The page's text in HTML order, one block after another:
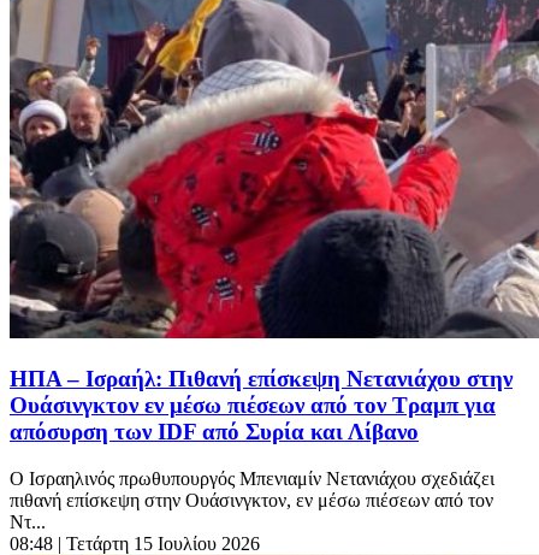
ΗΠΑ – Ισραήλ: Πιθανή επίσκεψη Νετανιάχου στην
Ουάσινγκτον εν μέσω πιέσεων από τον Τραμπ για
απόσυρση των IDF από Συρία και Λίβανο
Ο Ισραηλινός πρωθυπουργός Μπενιαμίν Νετανιάχου σχεδιάζει
πιθανή επίσκεψη στην Ουάσινγκτον, εν μέσω πιέσεων από τον
Ντ...
08:48 | Τετάρτη 15 Ιουλίου 2026